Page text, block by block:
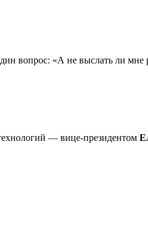
вопрос: «А не выслать ли мне
— вице-президентом